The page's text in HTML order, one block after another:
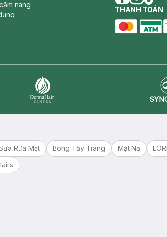
nang
facebook
instagram
tiktok
THANH TOÁN
Rửa Mặt Bông Tẩy Trang Mặt Nạ